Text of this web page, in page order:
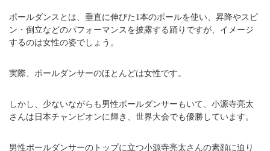
ポールダンスとは、垂直に伸びた1本のポールを使い、昇降やスピ
ン・倒立などのパフォーマンスを披露する踊りですが、イメージ
するのは女性の姿でしょう。
実際、ポールダンサーのほとんどは女性です。
しかし、少ないながらも男性ポールダンサーもいて、小源寺亮太
さんは日本チャンピオンに輝き、世界大会でも優勝しています。
男性ポールダンサーのトップに立つ小源寺亮太さんの素顔に迫り